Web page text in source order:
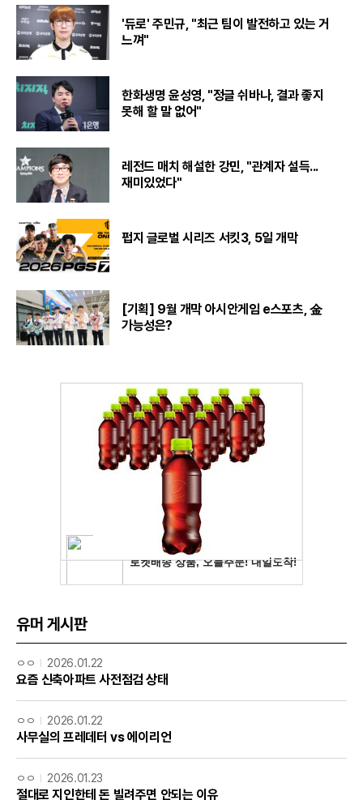
'듀로' 주민규, "최근 팀이 발전하고 있는 거
느껴"
한화생명 윤성영, "정글 쉬바나, 결과 좋지
못해 할 말 없어"
레전드 매치 해설한 강민, "관계자 설득...
재미있었다"
펍지 글로벌 시리즈 서킷3, 5일 개막
[기획] 9월 개막 아시안게임 e스포츠, 金
가능성은?
유머 게시판
ㅇㅇ 2026.01.22
요즘 신축아파트 사전점검 상태
ㅇㅇ 2026.01.22
사무실의 프레데터 vs 에이리언
ㅇㅇ 2026.01.23
절대로 지인한테 돈 빌려주면 안되는 이유